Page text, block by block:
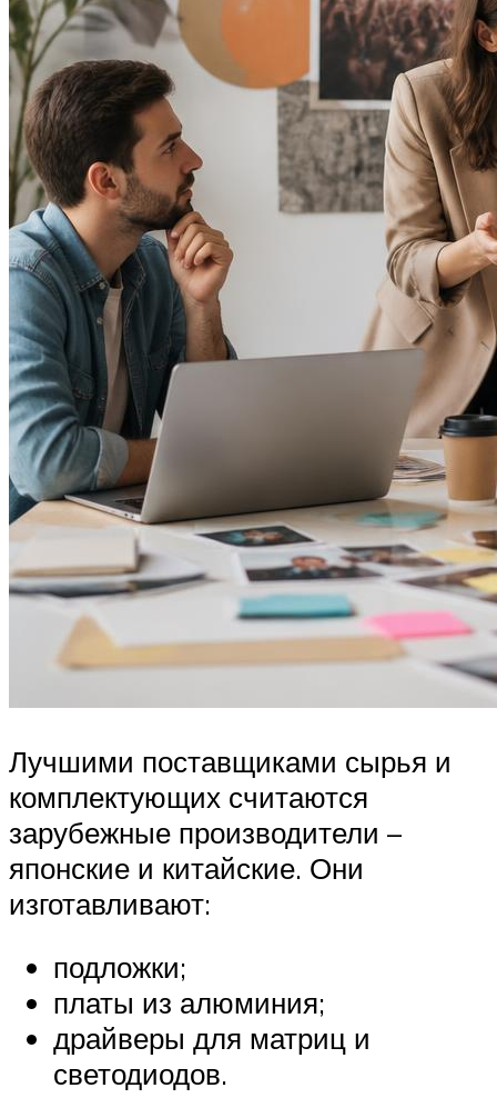
Лучшими поставщиками сырья и
комплектующих считаются
зарубежные производители –
японские и китайские. Они
изготавливают:
подложки;
платы из алюминия;
драйверы для матриц и
светодиодов.